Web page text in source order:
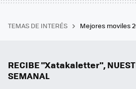
TEMAS DE INTERÉS Mejores moviles
RECIBE "Xatakaletter",
SEMANAL